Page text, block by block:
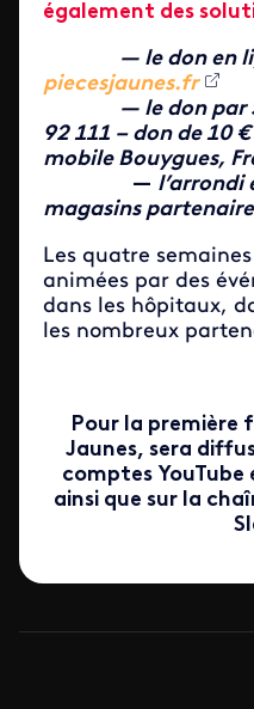
également des
— le don en
piecesjaunes.fr
— le don par
92 111 – don de 10
mobile Bouygues,
— l’arrondi
magasins
Les quatre
animées par des
dans les hôpitaux,
les nombreux
Pour la première
Jaunes, sera
comptes
ainsi que sur la